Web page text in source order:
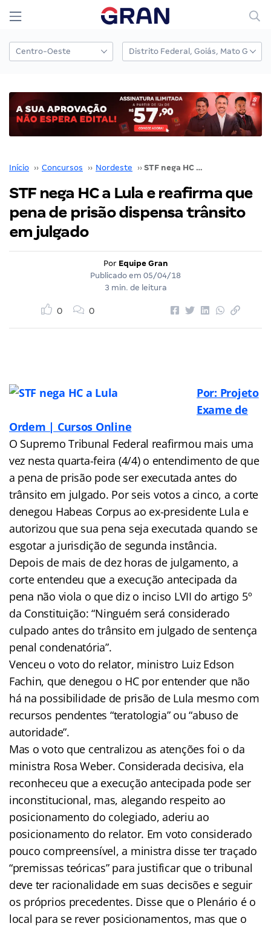
Início ›› Concursos ›› Nordeste ›› STF nega HC a Lula e reafirma que pena de prisão dispensa trânsito em julgado
STF nega HC a Lula e reafirma que
pena de prisão dispensa trânsito
em julgado
Por Equipe Gran
Publicado em 05/04/18
3 min. de leitura
0 0
Por: Projeto
Exame de
Ordem | Cursos Online
O Supremo Tribunal Federal reafirmou mais uma
vez nesta quarta-feira (4/4) o entendimento de que
a pena de prisão pode ser executada antes do
trânsito em julgado. Por seis votos a cinco, a corte
denegou Habeas Corpus ao ex-presidente Lula e
autorizou que sua pena seja executada quando se
esgotar a jurisdição de segunda instância.
Depois de mais de dez horas de julgamento, a
corte entendeu que a execução antecipada da
pena não viola o que diz o inciso LVII do artigo 5º
da Constituição: “Ninguém será considerado
culpado antes do trânsito em julgado de sentença
penal condenatória”.
Venceu o voto do relator, ministro Luiz Edson
Fachin, que denegou o HC por entender que não
há na possibilidade de prisão de Lula mesmo com
recursos pendentes “teratologia” ou “abuso de
autoridade”.
Mas o voto que centralizou as atenções foi o da
ministra Rosa Weber. Considerada decisiva, ela
reconheceu que a execução antecipada pode ser
inconstitucional, mas, alegando respeito ao
posicionamento do colegiado, aderiu ao
posicionamento do relator. Em voto considerado
pouco compreensível, a ministra disse ter traçado
“premissas teóricas” para justificar que o tribunal
deve ter racionalidade em suas decisões e seguir
os próprios precedentes. Disse que o Plenário é o
local para se rever posicionamentos, mas que o